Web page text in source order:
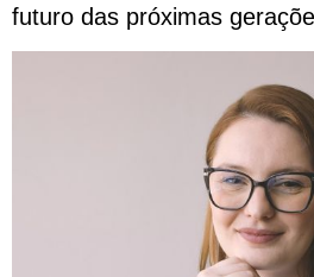
futuro das próximas